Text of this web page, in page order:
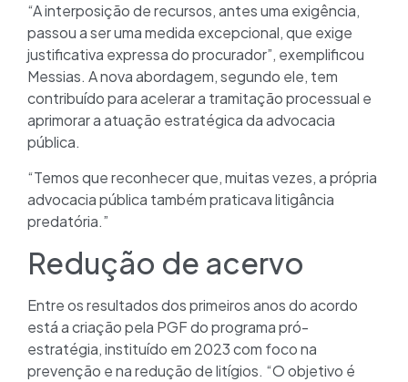
“A interposição de recursos, antes uma exigência,
passou a ser uma medida excepcional, que exige
justificativa expressa do procurador”, exemplificou
Messias. A nova abordagem, segundo ele, tem
contribuído para acelerar a tramitação processual e
aprimorar a atuação estratégica da advocacia
pública.
“Temos que reconhecer que, muitas vezes, a própria
advocacia pública também praticava litigância
predatória.”
Redução de acervo
Entre os resultados dos primeiros anos do acordo
está a criação pela PGF do programa pró-
estratégia, instituído em 2023 com foco na
prevenção e na redução de litígios. “O objetivo é